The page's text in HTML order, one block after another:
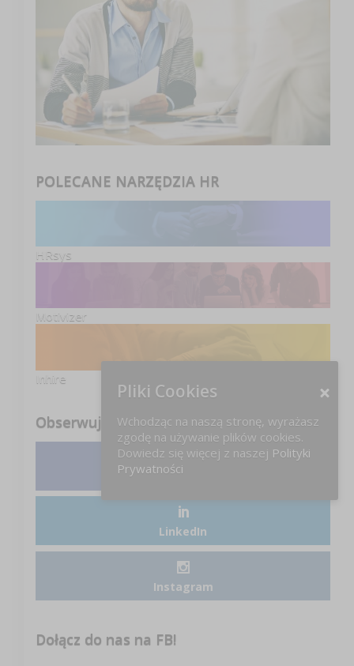
POLECANE NARZĘDZIA HR
HRsys
Motivizer
Inhire
Obserwuj nas
Facebook
LinkedIn
Instagram
Dołącz do nas na FB!
Pliki Cookies
Wchodząc na naszą stronę, wyrażasz
zgodę na używanie plików cookies.
Dowiedz się więcej z naszej Polityki
Prywatności